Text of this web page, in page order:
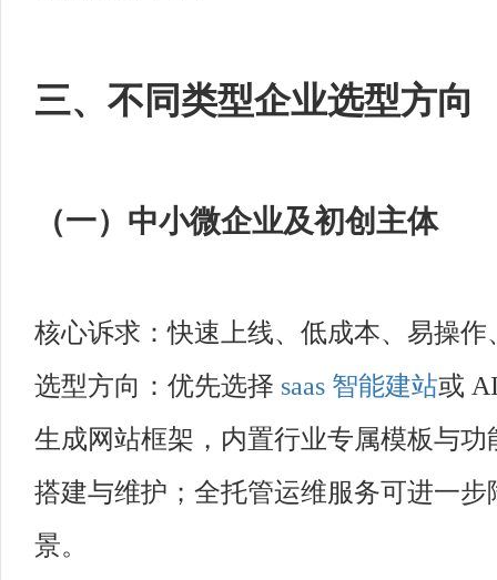
三、不同类型企业选型方向
（一）中小微企业及初创主体
核心诉求：快速上线、低成本、易操作
选型方向：优先选择 saas 智能建站或
生成网站框架，内置行业专属模板与
搭建与维护；全托管运维服务可进一
景。